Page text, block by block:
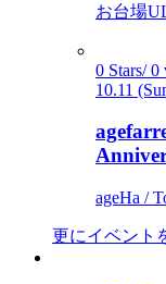
お台場
0 Stars/ 0
10.11
ageHa /
更にイベント